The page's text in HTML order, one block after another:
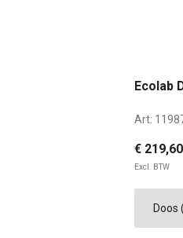
Ecolab
Art:
€ 219,60
Excl. BTW